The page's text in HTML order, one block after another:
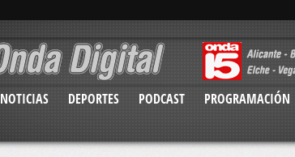
NOTICIAS DEPORTES PODCAST PROGRAMACIÓN